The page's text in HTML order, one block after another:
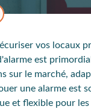
vos locaux
est
sur le marché,
une alarme est
et flexible pour les